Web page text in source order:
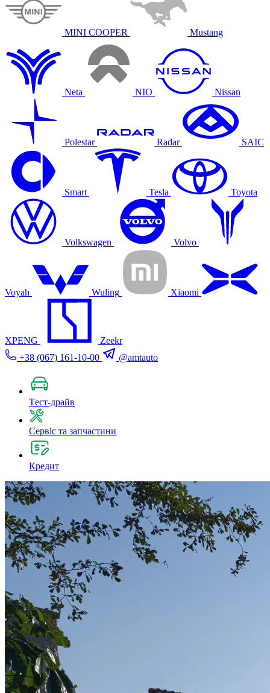
MINI COOPER Mustang
Neta NIO Nissan
Polestar Radar SAIC
Smart Tesla Toyota
Volkswagen Volvo
Voyah Wuling Xiaomi
XPENG
Zeekr
+38 (067) 161-10-00
@amtauto
Tест-драйв
Сервіс та запчастини
Кредит